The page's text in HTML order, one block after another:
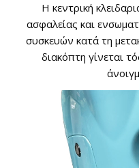
Η κεντρική
ασφαλείας και
συσκευών κατά τη
διακόπτη γίνεται